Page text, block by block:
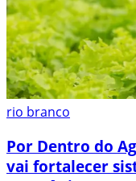
rio branco
Por Dentro do
vai fortalecer